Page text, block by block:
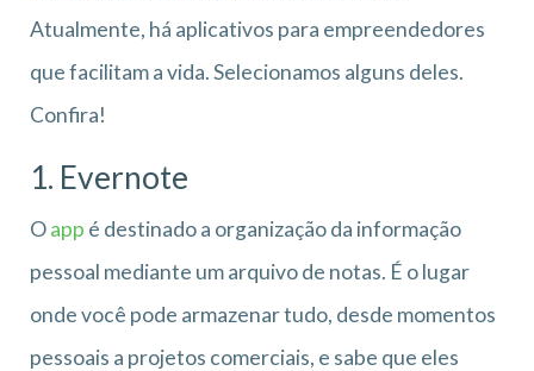
Atualmente, há aplicativos para empreendedores
que facilitam a vida. Selecionamos alguns deles.
Confira!
1. Evernote
Oapp é destinado a organização da informação
pessoal mediante um arquivo de notas. É o lugar
onde você pode armazenar tudo, desde momentos
pessoais a projetos comerciais, e sabe que eles